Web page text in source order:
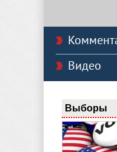
Видео
Выборы